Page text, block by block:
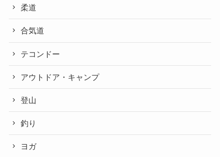
柔道
合気道
テコンドー
アウトドア・キャンプ
登山
釣り
ヨガ